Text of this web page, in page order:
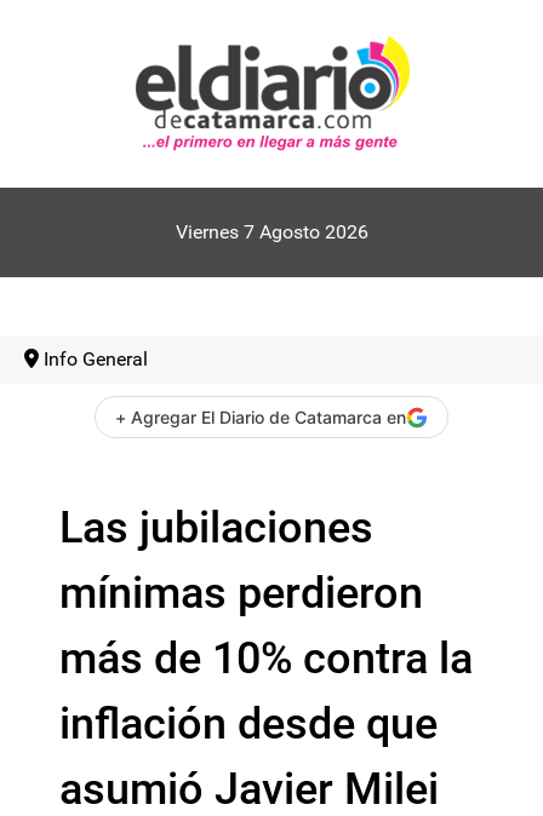
Viernes 7 Agosto 2026
Info General
+ Agregar El Diario de Catamarca en
Las jubilaciones
mínimas perdieron
más de 10% contra la
inflación desde que
asumió Javier Milei